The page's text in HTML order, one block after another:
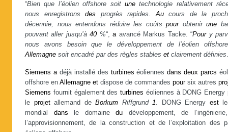
“Bien que l’éolien offshore soit unetechnologie relativement
nous enregistronsdes progrès rapides.Aucours de la
décennie, nous entendons réduire les coûtspourobtenirune
pouvant aller jusqu’à40%“,aavancé Markus Tacke. “Poury
nous avons besoin que le développement de l’éolien
Allemagne soit encadré par des règles stables et clairement définies
Siemens adéjà installé des turbines éoliennesdans deux parcs
offshore en Allemagne et dispose de commandes poursix autres
Siemens fournit également desturbines éoliennes à DONG Energy
le projetallemand de Borkum Riffgrund 1. DONG Energy est
mondial dans le domaine du développement, de
l’approvisionnement, de la construction et de l’exploitation des